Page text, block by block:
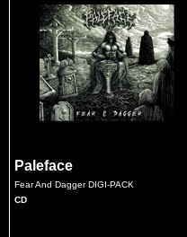
Paleface
Fear And Dagger DIGI-PACK
CD